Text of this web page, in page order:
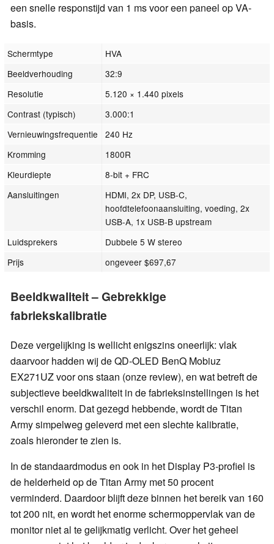
een snelle responstijd van 1 ms voor een paneel op VA-
basis.
Schermtype
HVA
Beeldverhouding
32:9
Resolutie
5.120 × 1.440 pixels
Contrast (typisch)
3.000:1
Vernieuwingsfrequentie
240 Hz
Kromming
1800R
Kleurdiepte
8-bit + FRC
Aansluitingen
HDMI, 2x DP, USB-C,
hoofdtelefoonaansluiting, voeding, 2x
USB-A, 1x USB-B upstream
Luidsprekers
Dubbele 5 W stereo
Prijs
ongeveer $697,67
Beeldkwaliteit – Gebrekkige
fabriekskalibratie
Deze vergelijking is wellicht enigszins oneerlijk: vlak
daarvoor hadden wij de QD-OLED BenQ Mobiuz
EX271UZ voor ons staan (onze review), en wat betreft de
subjectieve beeldkwaliteit in de fabrieksinstellingen is het
verschil enorm. Dat gezegd hebbende, wordt de Titan
Army simpelweg geleverd met een slechte kalibratie,
zoals hieronder te zien is.
In de standaardmodus en ook in het Display P3-profiel is
de helderheid op de Titan Army met 50 procent
verminderd. Daardoor blijft deze binnen het bereik van 160
tot 200 nit, en wordt het enorme schermoppervlak van de
monitor niet al te gelijkmatig verlicht. Over het geheel